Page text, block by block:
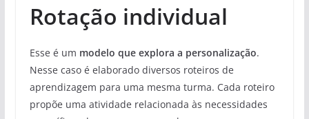
Rotação individual
Esse é um modelo que explora a personalização.
Nesse caso é elaborado diversos roteiros de
aprendizagem para uma mesma turma. Cada roteiro
propõe uma atividade relacionada às necessidades